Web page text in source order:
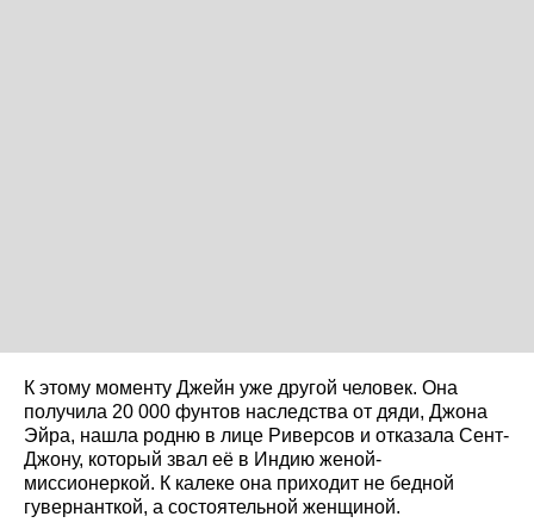
К этому моменту Джейн уже другой человек. Она
получила 20 000 фунтов наследства от дяди, Джона
Эйра, нашла родню в лице Риверсов и отказала Сент-
Джону, который звал её в Индию женой-
миссионеркой. К калеке она приходит не бедной
гувернанткой, а состоятельной женщиной.